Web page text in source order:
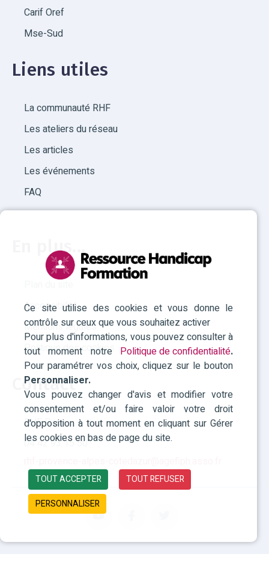
Ce site utilise des cookies et vous donne le
contrôle sur ceux que vous souhaitez activer
Pour plus d'informations, vous pouvez consulter à
tout moment notre Politique de confidentialité.
Pour paramétrer vos choix, cliquez sur le bouton
Personnaliser.
Vous pouvez changer d'avis et modifier votre
consentement et/ou faire valoir votre droit
d'opposition à tout moment en cliquant sur Gérer
les cookies en bas de page du site.
TOUT ACCEPTER
TOUT REFUSER
PERSONNALISER
Carif Oref
Mse-Sud
Liens utiles
La communauté RHF
Les ateliers du réseau
Les articles
Les événements
FAQ
En plus...
Plan du site
Accessibilité
Mentions légales
Politique des cookies
Contact
RHF Paca
04 42 93 15 50